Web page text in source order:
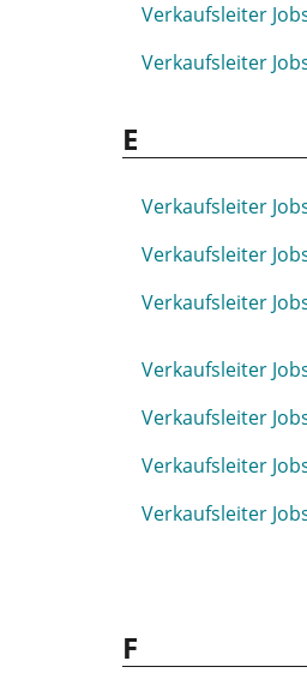
Verkaufsleiter
Verkaufsleiter
E
Verkaufsleiter
Verkaufsleiter
Verkaufsleiter
Verkaufsleiter
Verkaufsleiter
Verkaufsleiter
Verkaufsleiter
F